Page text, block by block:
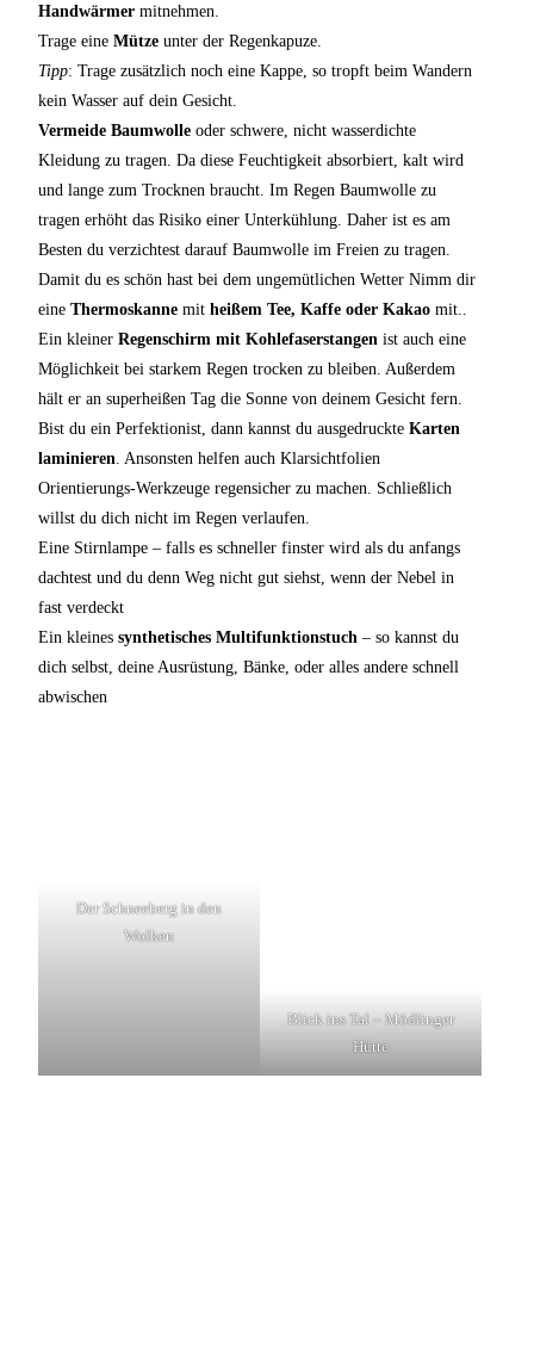
Handwärmer mitnehmen.
Trage eine Mütze unter der Regenkapuze.
Tipp: Trage zusätzlich noch eine Kappe, so tropft beim Wandern
kein Wasser auf dein Gesicht.
Vermeide Baumwolle oder schwere, nicht wasserdichte
Kleidung zu tragen. Da diese Feuchtigkeit absorbiert, kalt wird
und lange zum Trocknen braucht. Im Regen Baumwolle zu
tragen erhöht das Risiko einer Unterkühlung. Daher ist es am
Besten du verzichtest darauf Baumwolle im Freien zu tragen.
Damit du es schön hast bei dem ungemütlichen Wetter Nimm dir
eine Thermoskanne mit heißem Tee, Kaffe oder Kakao mit..
Ein kleiner Regenschirm mit Kohlefaserstangen ist auch eine
Möglichkeit bei starkem Regen trocken zu bleiben. Außerdem
hält er an superheißen Tag die Sonne von deinem Gesicht fern.
Bist du ein Perfektionist, dann kannst du ausgedruckte Karten
laminieren . Ansonsten helfen auch Klarsichtfolien
Orientierungs-Werkzeuge regensicher zu machen. Schließlich
willst du dich nicht im Regen verlaufen.
Eine Stirnlampe – falls es schneller finster wird als du anfangs
dachtest und du denn Weg nicht gut siehst, wenn der Nebel in
fast verdeckt
Ein kleines synthetisches Multifunktionstuch – so kannst du
dich selbst, deine Ausrüstung, Bänke, oder alles andere schnell
abwischen
Der Schneeberg in den
Wolken
Blick ins Tal – Mödlinger
Hütte